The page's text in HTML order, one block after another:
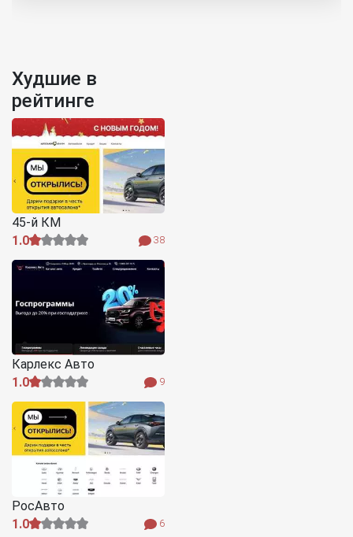
Худшие в
рейтинге
45-й КМ
1.0
38
Карлекс Авто
1.0
9
РосАвто
1.0
6